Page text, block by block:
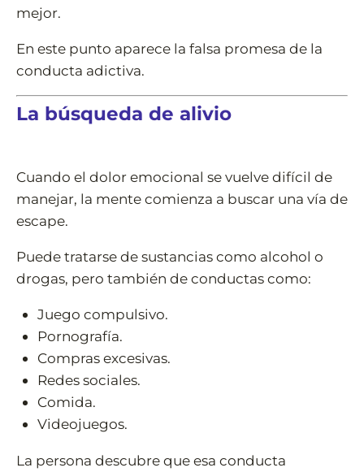
mejor.
En este punto aparece la falsa promesa de la
conducta adictiva.
La búsqueda de alivio
Cuando el dolor emocional se vuelve difícil de
manejar, la mente comienza a buscar una vía de
escape.
Puede tratarse de sustancias como alcohol o
drogas, pero también de conductas como:
Juego compulsivo.
Pornografía.
Compras excesivas.
Redes sociales.
Comida.
Videojuegos.
La persona descubre que esa conducta